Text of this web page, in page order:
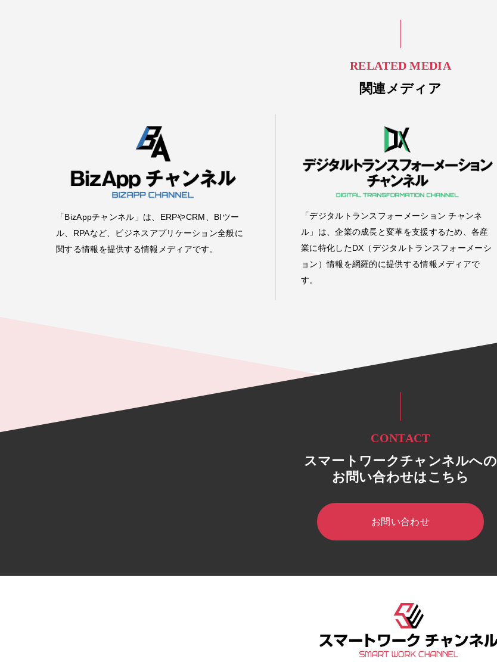
RELATED MEDIA
関連メディア
「BizAppチャンネル」は、ERPやCRM、BIツー
ル、RPAなど、ビジネスアプリケーション全般に
関する情報を提供する情報メディアです。
「デジタルトランスフォーメーション チャンネ
ル」は、企業の成長と変革を支援するため、各産
業に特化したDX（デジタルトランスフォーメーシ
ョン）情報を網羅的に提供する情報メディアで
す。
CONTACT
スマートワークチャンネルへの
お問い合わせはこちら
お問い合わせ